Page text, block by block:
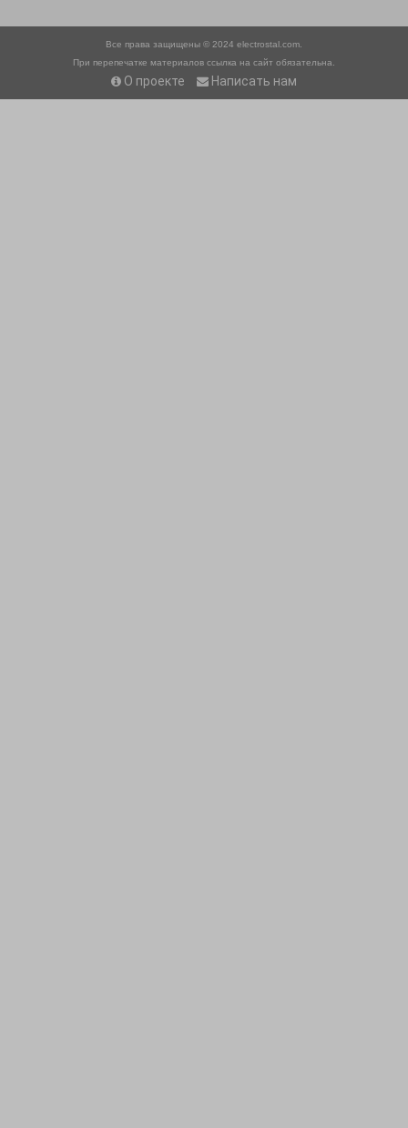
Все права защищены © 2024 electrostal.com.
При перепечатке материалов ссылка на сайт обязательна.
О проекте Написать нам